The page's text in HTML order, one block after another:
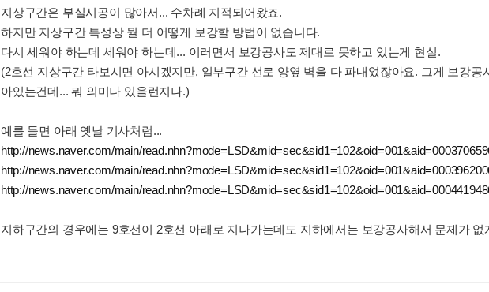
지상구간은 부실시공이 많아서... 수차례 지적되어왔죠.
하지만 지상구간 특성상 뭘 더 어떻게 보강할 방법이 없습니다.
다시 세워야 하는데 세워야 하는데... 이러면서 보강공사도 제대로 못하고 있는게 현실.
(2호선 지상구간 타보시면 아시겠지만, 일부구간 선로 양옆 벽을 다 파내었잖아요. 그게 보강공
아있는건데... 뭐 의미나 있을런지나.)
예를 들면 아래 옛날 기사처럼...
http://news.naver.com/main/
http://news.naver.com/main/
http://news.naver.com/main/
지하구간의 경우에는 9호선이 2호선 아래로 지나가는데도 지하에서는 보강공사해서 문제가 없